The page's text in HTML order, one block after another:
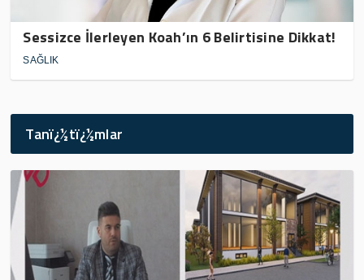
Sessizce İlerleyen Koah’ın 6 Belirtisine Dikkat!
SAĞLIK
Tanï¿½tï¿½mlar